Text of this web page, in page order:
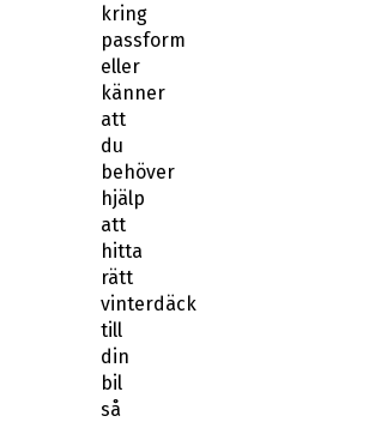
kring
passform
eller
känner
att
du
behöver
hjälp
att
hitta
rätt
vinterdäck
till
din
bil
så